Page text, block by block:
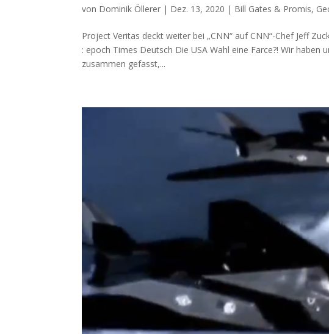
von Dominik Öllerer | Dez. 13, 2020 | Bill Gates & Promis,
Project Veritas deckt weiter bei „CNN“ auf CNN“-Chef Jeff
: epoch Times Deutsch Die USA Wahl eine Farce?! Wir
zusam­men gefasst,...